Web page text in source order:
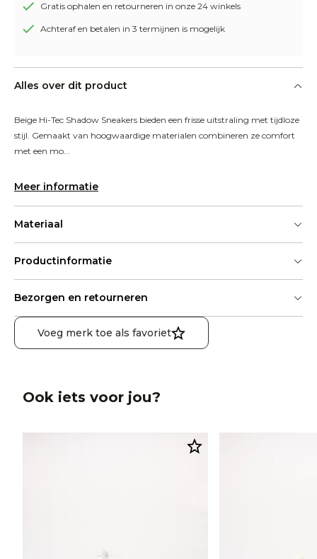
Gratis ophalen en retourneren in onze 24 winkels
Achteraf en betalen in 3 termijnen is mogelijk
Alles over dit product
Beige Hi-Tec Shadow Sneakers bieden een frisse uitstraling met tijdloze
stijl. Gemaakt van hoogwaardige materialen combineren ze comfort
met een mo...
Meer informatie
Materiaal
Productinformatie
Bezorgen en retourneren
Voeg merk toe als favoriet
Ook iets voor jou?